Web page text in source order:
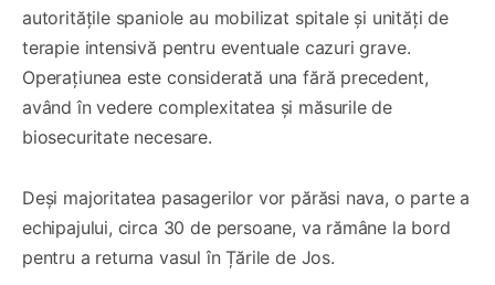
autoritățile spaniole au mobilizat spitale și unități de
terapie intensivă pentru eventuale cazuri grave.
Operațiunea este considerată una fără precedent,
având în vedere complexitatea și măsurile de
biosecuritate necesare.
Deși majoritatea pasagerilor vor părăsi nava, o parte a
echipajului, circa 30 de persoane, va rămâne la bord
pentru a returna vasul în Țările de Jos.